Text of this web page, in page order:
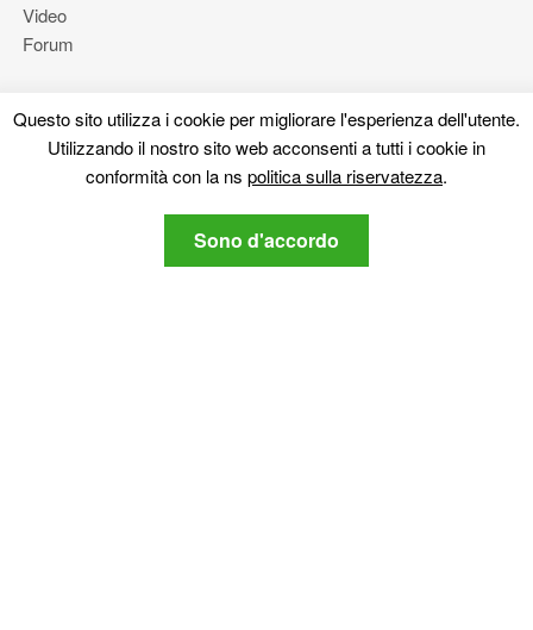
Questo sito utilizza i cookie per migliorare l'esperienza dell'utente.
Utilizzando il nostro sito web acconsenti a tutti i cookie in
conformità con la ns politica sulla riservatezza.
Sono d'accordo
Video
Forum
Più
Riguardo a noi
politica sulla riservatezza